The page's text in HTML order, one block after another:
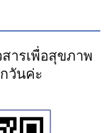
ารเพื่อสุขภาพ
วันค่ะ